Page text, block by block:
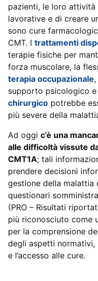
pazienti, le loro
lavorative e di creare
sono cure
CMT. I trattamenti
terapie fisiche per
forza muscolare, la
terapia occupazionale,
supporto psicologico e
chirurgico potrebbe
più severe della
Ad oggi c’è una
alle difficoltà vissute
CMT1A; tali
prendere decisioni
gestione della malattia
questionari
(PRO – Risultati
più riconosciuto come
per la comprensione
degli aspetti normativi,
e l’accesso alle cure.